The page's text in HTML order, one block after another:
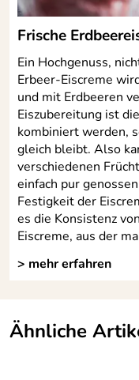
Frische
Ein Hochgenuss,
Erbeer-Eiscreme
und mit Erdbeeren
Eiszubereitung ist
kombiniert werden,
gleich bleibt. Also
verschiedenen
einfach pur
Festigkeit der
es die Konsistenz
Eiscreme, aus der
> mehr erfahren
Ähnliche